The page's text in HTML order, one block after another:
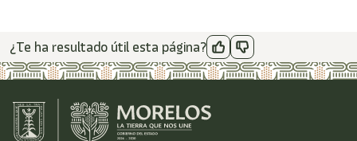
¿Te ha resultado útil esta página?